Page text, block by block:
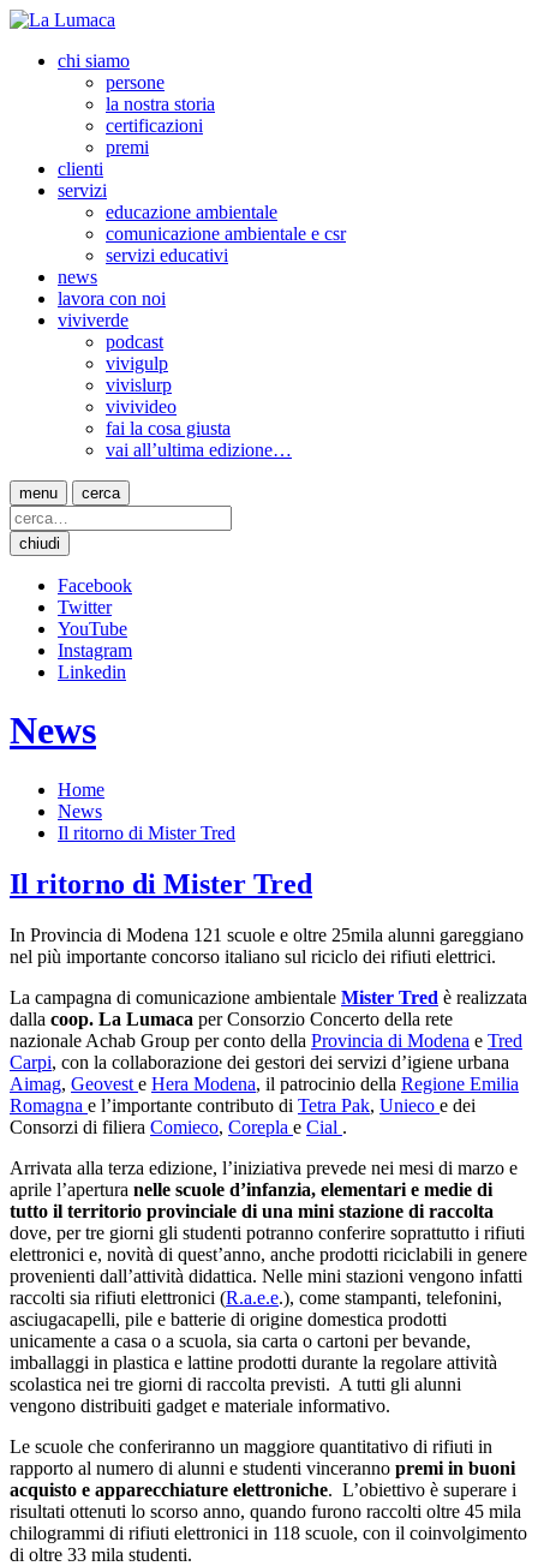
chi siamo
persone
la nostra storia
certificazioni
premi
clienti
servizi
educazione ambientale
comunicazione ambientale e csr
servizi educativi
news
lavora con noi
viviverde
podcast
vivigulp
vivislurp
vivivideo
fai la cosa giusta
vai all’ultima edizione…
menu cerca
chiudi
Facebook
Twitter
YouTube
Instagram
Linkedin
News
Home
News
Il ritorno di Mister Tred
Il ritorno di Mister Tred
In Provincia di Modena 121 scuole e oltre 25mila alunni gareggiano
nel più importante concorso italiano sul riciclo dei rifiuti elettrici.
La campagna di comunicazione ambientale Mister Tred è realizzata
dalla coop. La Lumaca per Consorzio Concerto della rete
nazionale Achab Group per conto della Provincia di Modena e Tred
Carpi, con la collaborazione dei gestori dei servizi d’igiene urbana
Aimag, Geovest e Hera Modena, il patrocinio della Regione Emilia
Romagna e l’importante contributo di Tetra Pak, Unieco e dei
Consorzi di filiera Comieco, Corepla e Cial .
Arrivata alla terza edizione, l’iniziativa prevede nei mesi di marzo e
aprile l’apertura nelle scuole d’infanzia, elementari e medie di
tutto il territorio provinciale di una mini stazione di raccolta
dove, per tre giorni gli studenti potranno conferire soprattutto i rifiuti
elettronici e, novità di quest’anno, anche prodotti riciclabili in genere
provenienti dall’attività didattica. Nelle mini stazioni vengono infatti
raccolti sia rifiuti elettronici (R.a.e.e.), come stampanti, telefonini,
asciugacapelli, pile e batterie di origine domestica prodotti
unicamente a casa o a scuola, sia carta o cartoni per bevande,
imballaggi in plastica e lattine prodotti durante la regolare attività
scolastica nei tre giorni di raccolta previsti. A tutti gli alunni
vengono distribuiti gadget e materiale informativo.
Le scuole che conferiranno un maggiore quantitativo di rifiuti in
rapporto al numero di alunni e studenti vinceranno premi in buoni
acquisto e apparecchiature elettroniche. L’obiettivo è superare i
risultati ottenuti lo scorso anno, quando furono raccolti oltre 45 mila
chilogrammi di rifiuti elettronici in 118 scuole, con il coinvolgimento
di oltre 33 mila studenti.